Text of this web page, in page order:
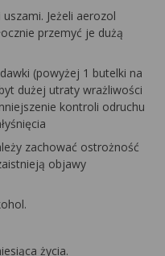
Jeżeli aerozol
przemyć je dużą
(powyżej 1 butelki na
dużej utraty wrażliwości
kontroli odruchu
zachować ostrożność
objawy
życia.